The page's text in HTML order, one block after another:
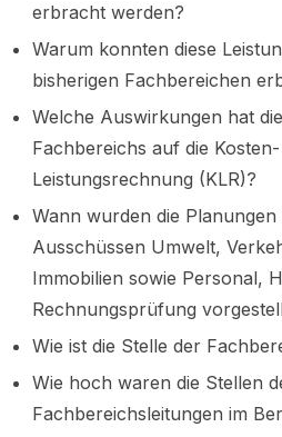
erbracht werden?
Warum konnten diese
bisherigen Fachbereichen
Welche Auswirkungen hat
Fachbereichs auf die
Leistungsrechnung (KLR)?
Wann wurden die
Ausschüssen Umwelt,
Immobilien sowie Personal,
Rechnungsprüfung
Wie ist die Stelle der
Wie hoch waren die Stellen
Fachbereichsleitungen im